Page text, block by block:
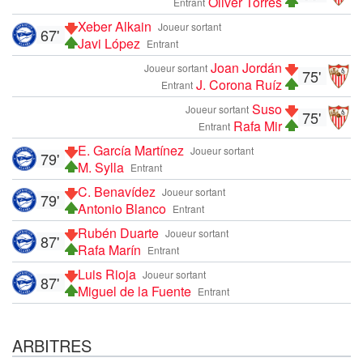
Joueur sortant
Xeber Alkain
Entrant
Javi López
67'
75'
Joueur sortant Joan Jordán
Entrant J. Corona Ruíz
75'
Joueur sortant Suso
Entrant Rafa Mir
Joueur sortant
E. García Martínez
Entrant
M. Sylla
79'
Joueur sortant
C. Benavídez
Entrant
Antonio Blanco
79'
Joueur sortant
Rubén Duarte
Entrant
Rafa Marín
87'
Joueur sortant
Luis Rioja
Entrant
Miguel de la Fuente
87'
ARBITRES